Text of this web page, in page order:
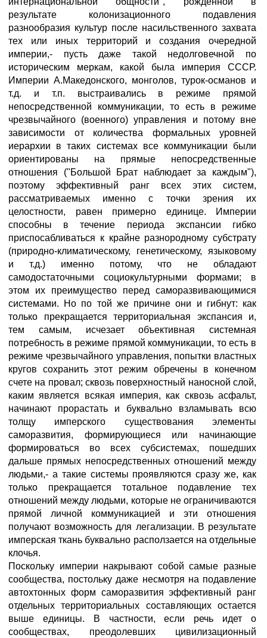
результате колонизационного подавления
разнообразия культур после насильственного захвата
тех или иных территорий и создания очередной
империи,- пусть даже такой недолговечной по
историческим меркам, какой была империя СССР.
Империи А.Македонского, монголов, турок-османов и
т.д. и т.п. выстраивались в режиме прямой
непосредственной коммуникации, то есть в режиме
чрезвычайного (военного) управления и потому вне
зависимости от количества формальных уровней
иерархии в таких системах все коммуникации были
ориентированы на прямые непосредственные
отношения ("Большой Брат наблюдает за каждым"),
поэтому эффективный ранг всех этих систем,
рассматриваемых именно с точки зрения их
целостности, равен примерно единице. Империи
способны в течение периода экспансии гибко
приспосабливаться к крайне разнородному субстрату
(природно-климатическому, генетическому, языковому
и т.д.) именно потому, что не обладают
самодостаточными социокультурными формами; в
этом их преимущество перед саморазвивающимися
системами. Но по той же причине они и гибнут: как
только прекращается территориальная экспансия и,
тем самым, исчезает объективная системная
потребность в режиме прямой коммуникации, то есть в
режиме чрезвычайного управления, попытки властных
кругов сохранить этот режим обречены в конечном
счете на провал; сквозь поверхностный наносной слой,
каким является всякая империя, как сквозь асфальт,
начинают прорастать и буквально взламывать всю
толщу имперского существования элементы
саморазвития, формирующиеся или начинающие
формироваться во всех субсистемах, пошедших
дальше прямых непосредственных отношений между
людьми,- а такие системы проявляются сразу же, как
только прекращается тотальное подавление тех
отношений между людьми, которые не ограничиваются
прямой личной коммуникацией и эти отношения
получают возможность для легализации. В результате
имперская ткань буквально расползается на отдельные
клочья.
Поскольку империи накрывают собой самые разные
сообщества, постольку даже несмотря на подавление
автохтонных форм саморазвития эффективный ранг
отдельных территориальных составляющих остается
выше единицы. В частности, если речь идет о
сообществах, преодолевших цивилизационный